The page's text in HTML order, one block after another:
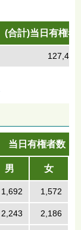
(合計)当日有権者
127,476
当日有権者数（
男 女
1,692 1,572
2,243 2,186